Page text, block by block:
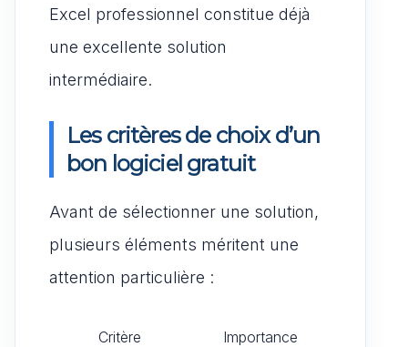
Excel professionnel constitue déjà
une excellente solution
intermédiaire.
Les critères de choix d’un
bon logiciel gratuit
Avant de sélectionner une solution,
plusieurs éléments méritent une
attention particulière :
Critère
Importance